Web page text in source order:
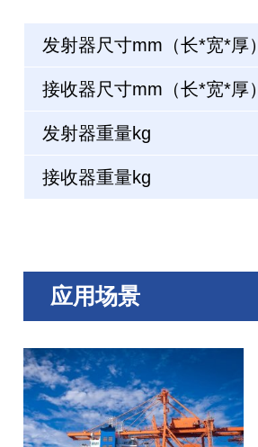
发射器尺寸mm（长*宽*厚）
接收器尺寸mm（长*宽*厚）
发射器重量kg
接收器重量kg
应用场景